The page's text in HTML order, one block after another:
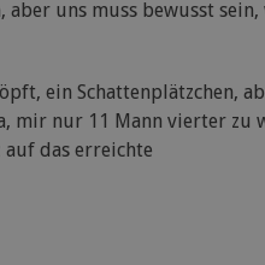
aber uns muss bewusst
ein Schattenplätzchen,
mir nur 11 Mann vierter zu
das erreichte